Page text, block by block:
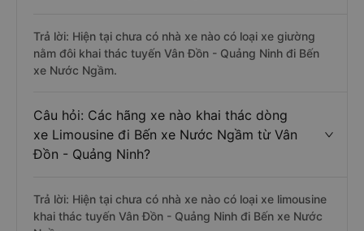
Trả lời: Hiện tại chưa có nhà xe nào có loại xe giường
nằm đôi khai thác tuyến Vân Đồn - Quảng Ninh đi Bến
xe Nước Ngầm.
Câu hỏi: Các hãng xe nào khai thác dòng
xe Limousine đi Bến xe Nước Ngầm từ Vân
Đồn - Quảng Ninh?
Trả lời: Hiện tại chưa có nhà xe nào có loại xe limousine
khai thác tuyến Vân Đồn - Quảng Ninh đi Bến xe Nước